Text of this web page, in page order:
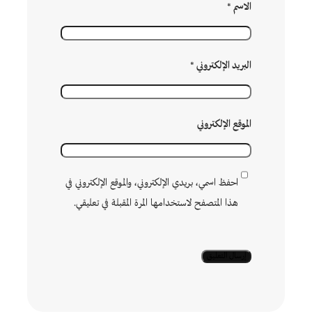
الاسم *
البريد الإلكتروني *
الموقع الإلكتروني
احفظ اسمي، بريدي الإلكتروني، والموقع الإلكتروني في
هذا المتصفح لاستخدامها المرة المقبلة في تعليقي.